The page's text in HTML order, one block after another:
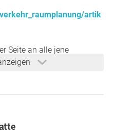
artik
Seite an alle jene
Unterschrift dieses